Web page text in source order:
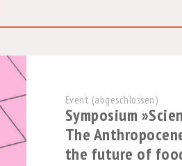
Event (abgeschlossen)
Symposium
The
the future of